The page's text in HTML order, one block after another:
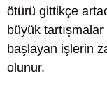
ötürü gittikçe
büyük
başlayan işlerin
olunur.